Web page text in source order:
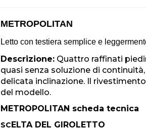
METROPOLITAN
Letto con testiera semplice e
Descrizione:Quattro raffinati
quasi senza soluzione di
delicata inclinazione. Il
del modello.
METROPOLITAN scheda tecnica
SCELTA DEL GIROLETTO